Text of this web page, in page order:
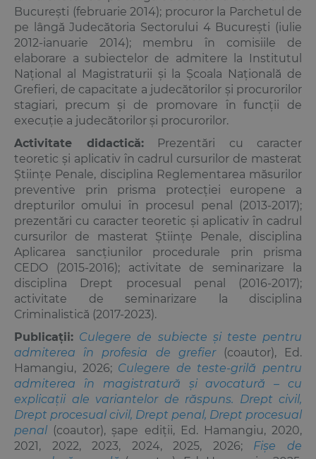
Bucureşti (februarie 2014); procuror la Parchetul de
pe lângă Judecătoria Sectorului 4 Bucureşti (iulie
2012-ianuarie 2014); membru în comisiile de
elaborare a subiectelor de admitere la Institutul
Naţional al Magistraturii şi la Şcoala Naţională de
Grefieri, de capacitate a judecătorilor şi procurorilor
stagiari, precum şi de promovare în funcţii de
execuţie a judecătorilor şi procurorilor.
Activitate didactică:Prezentări cu caracter
teoretic şi aplicativ în cadrul cursurilor de masterat
Ştiinţe Penale, disciplina Reglementarea măsurilor
preventive prin prisma protecţiei europene a
drepturilor omului în procesul penal (2013-2017);
prezentări cu caracter teoretic şi aplicativ în cadrul
cursurilor de masterat Ştiinţe Penale, disciplina
Aplicarea sancţiunilor procedurale prin prisma
CEDO (2015-2016); activitate de seminarizare la
disciplina
Drept procesual penal (2016-2017);
activitate de seminarizare la disciplina
Criminalistică (2017-2023).
Publicaţii: Culegere de subiecte și teste pentru
admiterea în profesia de grefier
(coautor), Ed.
Hamangiu, 2026; Culegere de teste-grilă pentru
admiterea în magistratură şi avocatură – cu
explicaţii ale variantelor de răspuns. Drept civil,
Drept procesual civil, Drept penal, Drept procesual
penal (coautor), șape ediţii, Ed. Hamangiu, 2020,
2021, 2022, 2023, 2024, 2025, 2026; Fișe de